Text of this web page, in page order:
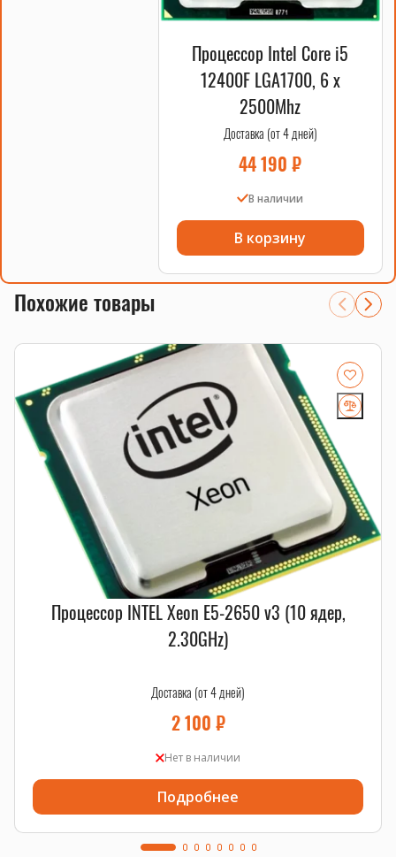
Процессор Intel Core i5
12400F LGA1700, 6 x
2500Mhz
Доставка (от 4 дней)
44 190₽
В наличии
В корзину
Похожие товары
Процессор INTEL Xeon E5-2650 v3 (10 ядер,
2.30GHz)
Доставка (от 4 дней)
2 100 ₽
Нет в наличии
Подробнее